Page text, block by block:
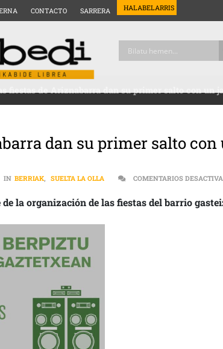
CONTACTO SARRERA HALABELARRIS
fiestas de Ariznabarra dan su primer salto con un
dan su primer salto
IN BERRIAK, SUELTA LA OLLA COMENTARIOS
la organización de las fiestas del barrio